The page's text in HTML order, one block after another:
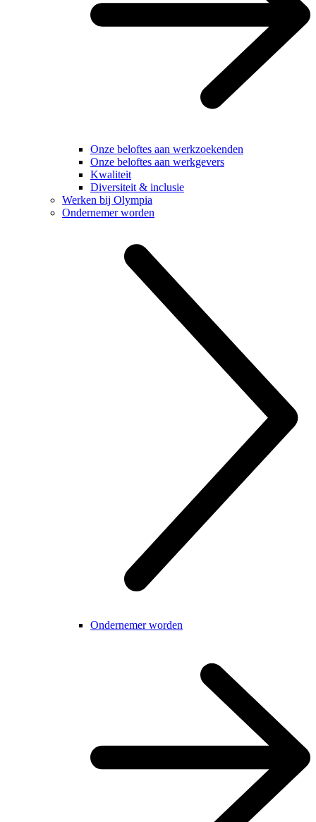
Onze beloftes aan werkzoekenden
Onze beloftes aan werkgevers
Kwaliteit
Diversiteit & inclusie
Werken bij Olympia
Ondernemer worden
Ondernemer worden